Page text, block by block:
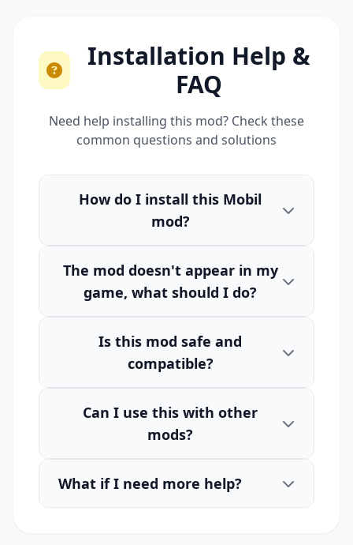
Installation Help &
FAQ
Need help installing this mod? Check these
common questions and solutions
How do I install this Mobil
mod?
The mod doesn't appear in my
game, what should I do?
Is this mod safe and
compatible?
Can I use this with other
mods?
What if I need more help?